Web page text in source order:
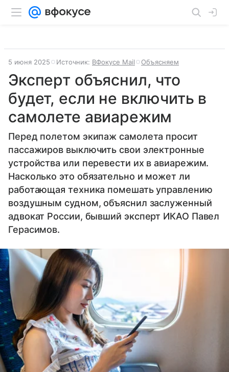
5 июня 2025 Источник: ВФокусе Mail Объясняем
Эксперт объяснил, что
будет, если не включить в
самолете авиарежим
Перед полетом экипаж самолета просит
пассажиров выключить свои электронные
устройства или перевести их в авиарежим.
Насколько это обязательно и может ли
работающая техника помешать управлению
воздушным судном, объяснил заслуженный
адвокат России, бывший эксперт ИКАО Павел
Герасимов.